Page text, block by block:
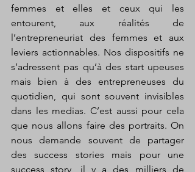
femmes et elles et ceux qui les
entourent, aux réalités de
l’entrepreneuriat des femmes et aux
leviers actionnables. Nos dispositifs ne
s’adressent pas qu’à des start upeuses
mais bien à des entrepreneuses du
quotidien, qui sont souvent invisibles
dans les medias. C’est aussi pour cela
que nous allons faire des portraits. On
nous demande souvent de partager
des success stories mais pour une
success story, il y a des milliers de